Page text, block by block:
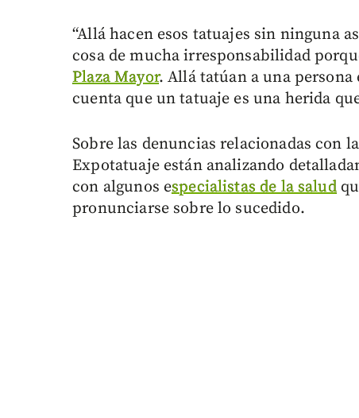
“Allá hacen esos tatuajes sin ninguna
cosa de mucha irresponsabilidad
Plaza Mayor. Allá tatúan a una persona
cuenta que un tatuaje es una herida
Sobre las denuncias relacionadas con
Expotatuaje están analizando
con algunos especialistas de la salud
pronunciarse sobre lo sucedido.